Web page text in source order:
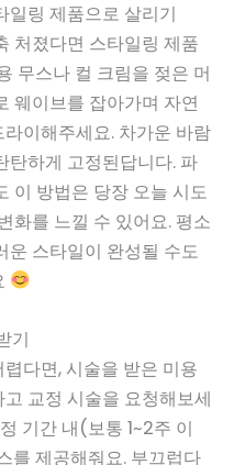
일링 제품으로 살리기
처졌다면 스타일링 제품
무스나 컬 크림을 젖은 머
웨이브를 잡아가며 자연
이해주세요. 차가운 바람
탄하게 고정된답니다. 파
이 방법은 당장 오늘 시도
화를 느낄 수 있어요. 평소
운 스타일이 완성될 수도
기
다면, 시술을 받은 미용
교정 시술을 요청해보세
기간 내(보통 1~2주 이
를 제공해줘요. 부끄럽다